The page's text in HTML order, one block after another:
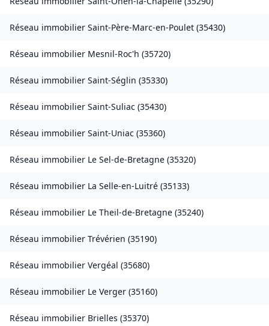
Réseau immobilier Saint-Père-Marc-en-Poulet (35430)
Réseau immobilier Mesnil-Roc'h (35720)
Réseau immobilier Saint-Séglin (35330)
Réseau immobilier Saint-Suliac (35430)
Réseau immobilier Saint-Uniac (35360)
Réseau immobilier Le Sel-de-Bretagne (35320)
Réseau immobilier La Selle-en-Luitré (35133)
Réseau immobilier Le Theil-de-Bretagne (35240)
Réseau immobilier Trévérien (35190)
Réseau immobilier Vergéal (35680)
Réseau immobilier Le Verger (35160)
Réseau immobilier Brielles (35370)